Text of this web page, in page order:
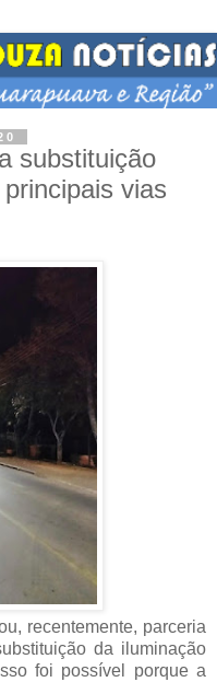
substituição
vias
recentemente, parceria
da iluminação
foi possível porque a